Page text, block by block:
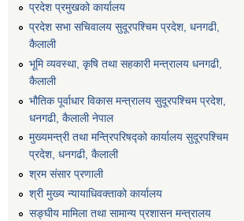
प्रदेश प्रमुखको कार्यालय
प्रदेश सभा सचिवालय सुदूरपश्‍चिम प्रदेश, धनगढी,
कैलाली
भूमि व्यवस्था, कृषि तथा सहकारी मन्त्रालय धनगढी,
कैलाली
भौतिक पूर्वाधार विकास मन्त्रालय सुदूरपश्चिम प्रदेश,
धनगढी, कैलाली नेपाल
मुख्यमन्त्री तथा मन्त्रिपरिषद्को कार्यालय सुदूरपश्चिम
प्रदेश, धनगढी, कैलाली
श्रम संसार प्रणाली
श्री मुख्य न्यायाधिवक्ताको कार्यालय
सङ्‍घीय मामिला तथा सामान्य प्रशासन मन्त्रालय